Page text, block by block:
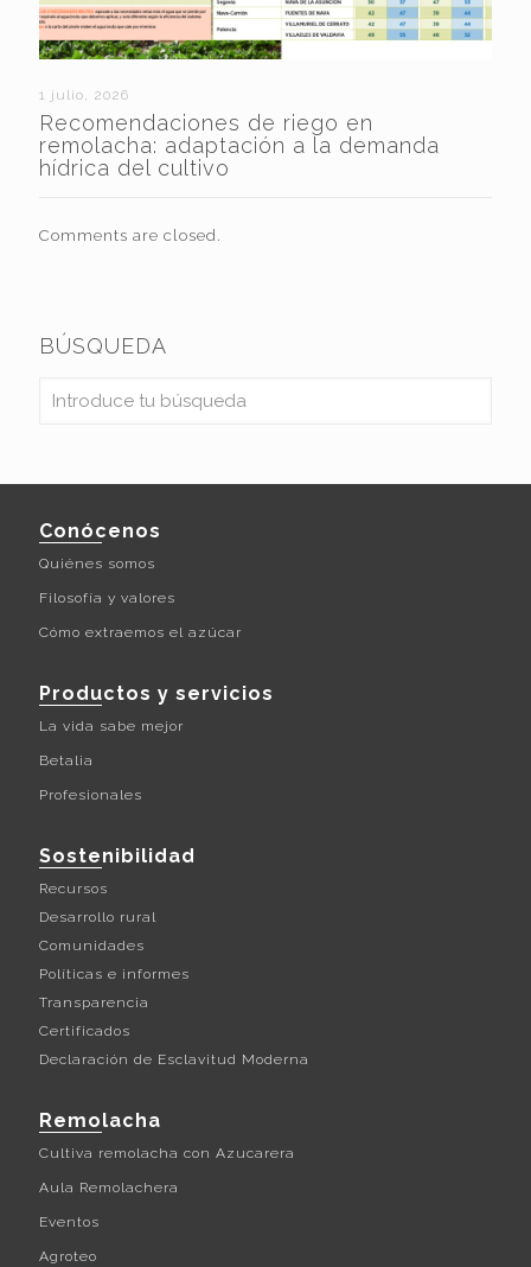
1 julio, 2026
Recomendaciones de riego en
remolacha: adaptación a la demanda
hídrica del cultivo
Comments are closed.
BÚSQUEDA
Conócenos
Quiénes somos
Filosofía y valores
Cómo extraemos el azúcar
Productos y servicios
La vida sabe mejor
Betalia
Profesionales
Sostenibilidad
Recursos
Desarrollo rural
Comunidades
Políticas e informes
Transparencia
Certificados
Declaración de Esclavitud Moderna
Remolacha
Cultiva remolacha con Azucarera
Aula Remolachera
Eventos
Agroteo